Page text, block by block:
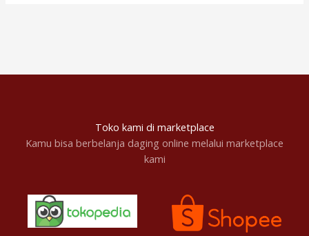
Toko kami di marketplace
Kamu bisa berbelanja daging online melalui marketplace
kami